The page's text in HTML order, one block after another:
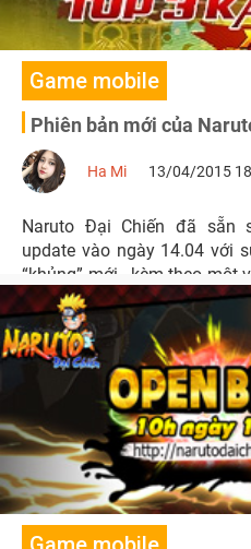
Game mobile
Phiên bản mới của
Ha Mi 13/04/2015
Naruto Đại Chiến đã sẵn
update vào ngày 14.04 với sự xuất hiện của 3 nhân vật
“khủng” mới , kèm theo một
Đạo Chuyển Sinh sẽ khiến
hào hứng.